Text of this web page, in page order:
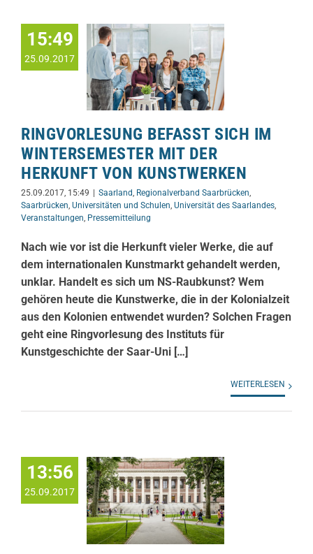
15:49
25.09.2017
RINGVORLESUNG BEFASST SICH IM
WINTERSEMESTER MIT DER
HERKUNFT VON KUNSTWERKEN
25.09.2017, 15:49 Saarland, Regionalverband Saarbrücken,
Saarbrücken, Universitäten und Schulen, Universität des Saarlandes,
Veranstaltungen, Pressemitteilung
Nach wie vor ist die Herkunft vieler Werke, die auf
dem internationalen Kunstmarkt gehandelt werden,
unklar. Handelt es sich um NS-Raubkunst? Wem
gehören heute die Kunstwerke, die in der Kolonialzeit
aus den Kolonien entwendet wurden? Solchen Fragen
geht eine Ringvorlesung des Instituts für
Kunstgeschichte der Saar-Uni […]
WEITERLESEN
13:56
25.09.2017